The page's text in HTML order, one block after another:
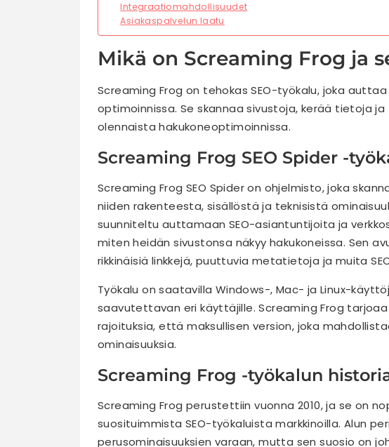
Integraatiomahdollisuudet
Asiakaspalvelun laatu
Mikä on Screaming Frog ja
Screaming Frog on tehokas SEO-työkalu, joka
optimoinnissa. Se skannaa sivustoja, kerää tietoja
olennaista hakukoneoptimoinnissa.
Screaming Frog SEO Spider -
Screaming Frog SEO Spider on ohjelmisto, joka
niiden rakenteesta, sisällöstä ja teknisistä
suunniteltu auttamaan SEO-asiantuntijoita ja
miten heidän sivustonsa näkyy hakukoneissa. Sen
rikkinäisiä linkkejä, puuttuvia metatietoja ja muita
Työkalu on saatavilla Windows-, Mac- ja Linux-
saavutettavan eri käyttäjille. Screaming Frog
rajoituksia, että maksullisen version, joka
ominaisuuksia.
Screaming Frog -työkalun
Screaming Frog perustettiin vuonna 2010, ja se on
suosituimmista SEO-työkaluista markkinoilla. Alun
perusominaisuuksien varaan, mutta sen suosio on